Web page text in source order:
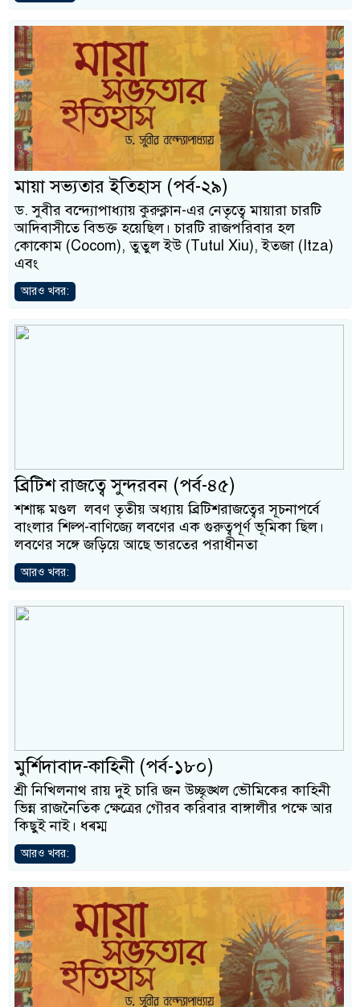
মায়া সভ্যতার ইতিহাস (পর্ব-২৯)
ড. সুবীর বন্দ্যোপাধ্যায় কুরুক্লান-এর নেতৃত্বে মায়ারা চারটি
আদিবাসীতে বিভক্ত হয়েছিল। চারটি রাজপরিবার হল
কোকোম (Cocom), তুতুল ইউ (Tutul Xiu), ইতজা (Itza)
এবং
আরও খবর:
ব্রিটিশ রাজত্বে সুন্দরবন (পর্ব-৪৫)
শশাঙ্ক মণ্ডল লবণ তৃতীয় অধ্যায় ব্রিটিশরাজত্বের সূচনাপর্বে
বাংলার শিল্প-বাণিজ্যে লবণের এক গুরুত্বপূর্ণ ভূমিকা ছিল।
লবণের সঙ্গে জড়িয়ে আছে ভারতের পরাধীনতা
আরও খবর:
মুর্শিদাবাদ-কাহিনী (পর্ব-১৮০)
শ্রী নিখিলনাথ রায় দুই চারি জন উচ্ছৃঙ্খল ভৌমিকের কাহিনী
ভিন্ন রাজনৈতিক ক্ষেত্রের গৌরব করিবার বাঙ্গালীর পক্ষে আর
কিছুই নাই। ধৰ্ম্ম
আরও খবর: